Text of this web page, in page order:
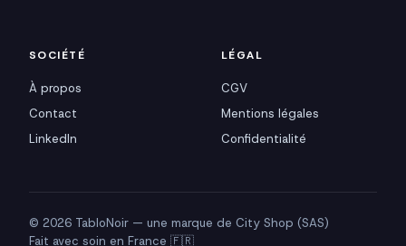
SOCIÉTÉ
À propos
Contact
LinkedIn
LÉGAL
CGV
Mentions légales
Confidentialité
© 2026 TabloNoir — une marque de City Shop (SAS)
Fait avec soin en France 🇫🇷